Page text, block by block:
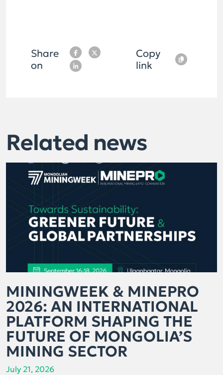
Share
on
Copy
link
Related news
MININGWEEK & MINEPRO
2026: AN INTERNATIONAL
PLATFORM SHAPING THE
FUTURE OF MONGOLIA’S
MINING SECTOR
July 21, 2026